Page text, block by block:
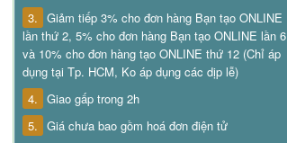
3. Giảm tiếp 3% cho đơn hàng Bạn tạo ONLINE
lần thứ 2, 5% cho đơn hàng Bạn tạo ONLINE lần 6
và 10% cho đơn hàng tạo ONLINE thứ 12 (Chỉ áp
dụng tại Tp. HCM, Ko áp dụng các dịp lễ)
4. Giao gấp trong 2h
5. Giá chưa bao gồm hoá đơn điện tử